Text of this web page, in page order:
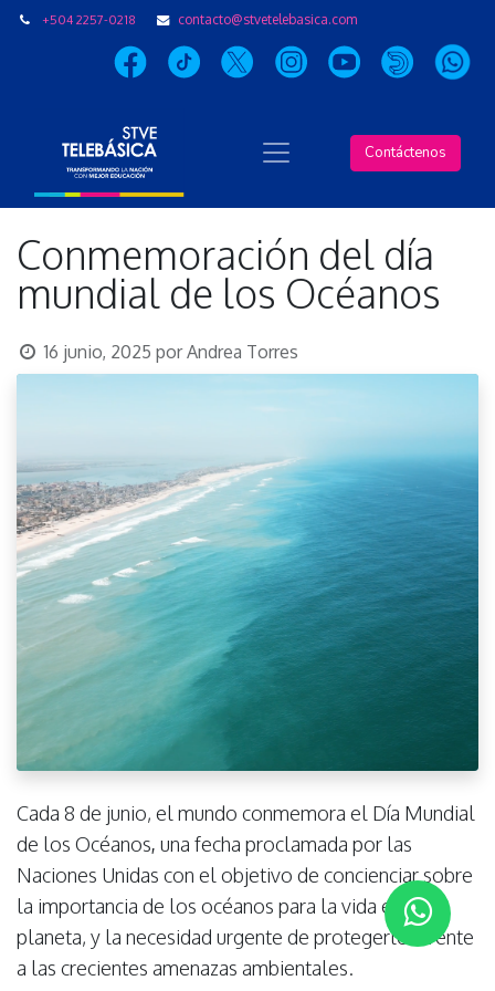
+504 2257-0218 contacto@stvetelebasica.com
Contáctenos
Conmemoración del día
mundial de los Océanos
16 junio, 2025 porAndrea Torres
Cada 8 de junio, el mundo conmemora el Día Mundial
de los Océanos, una fecha proclamada por las
Naciones Unidas con el objetivo de concienciar sobre
la importancia de los océanos para la vida en el
planeta, y la necesidad urgente de protegerlos frente
a las crecientes amenazas ambientales.